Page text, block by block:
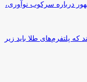
درباره سرکوب نوآوری،
پلتفرم‌های طلا باید زیر